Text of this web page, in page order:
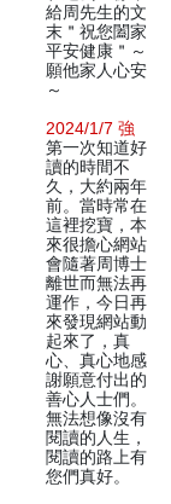
給周先生的文
末＂祝您闔家
平安健康＂～
願他家人心安
～
2024/1/7 強
第一次知道好
讀的時間不
久，大約兩年
前。當時常在
這裡挖寶，本
來很擔心網站
會隨著周博士
離世而無法再
運作，今日再
來發現網站動
起來了，真
心、真心地感
謝願意付出的
善心人士們。
無法想像沒有
閱讀的人生，
閱讀的路上有
您們真好。